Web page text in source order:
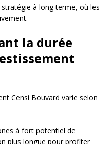
stratégie à long terme, où les
la durée
Censi Bouvard varie selon
à fort potentiel de
plus longue pour profiter